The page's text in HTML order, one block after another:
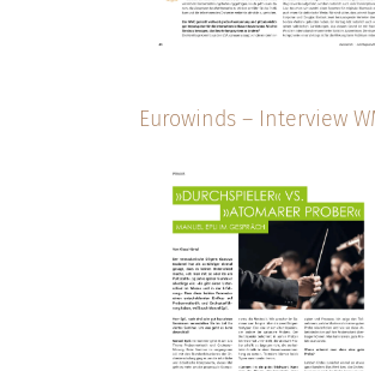
Eurowinds – Interview